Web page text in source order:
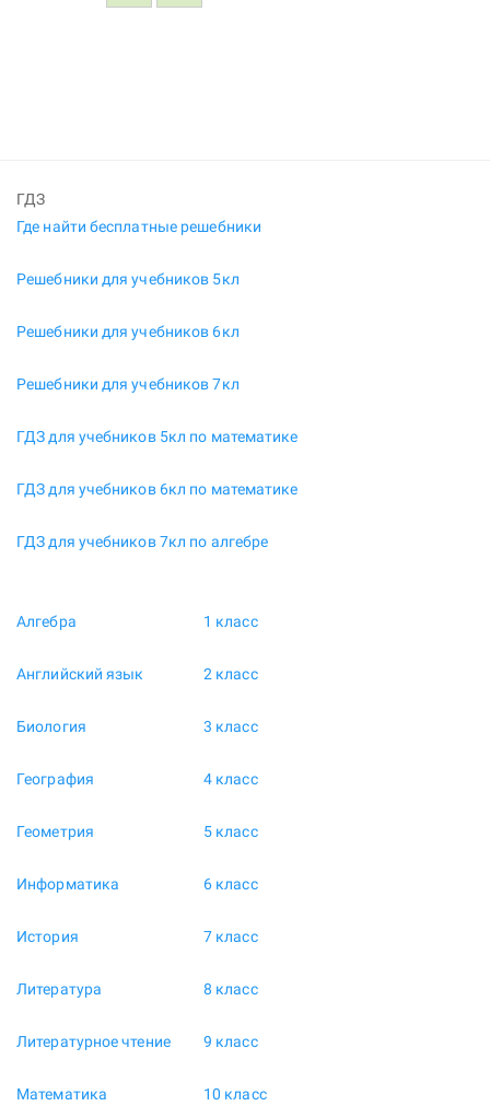
ГДЗ
Где найти бесплатные решебники
Решебники для учебников 5кл
Решебники для учебников 6кл
Решебники для учебников 7кл
ГДЗ для учебников 5кл по математике
ГДЗ для учебников 6кл по математике
ГДЗ для учебников 7кл по алгебре
Алгебра
Английский язык
Биология
География
Геометрия
Информатика
История
Литература
Литературное чтение
Математика
1 класс
2 класс
3 класс
4 класс
5 класс
6 класс
7 класс
8 класс
9 класс
10 класс